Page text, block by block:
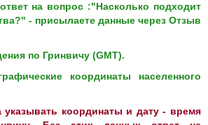
на вопрос :"Насколько подходит
- присылаете данные через Отзыв
по Гринвичу (GMT).
координаты населенного
координаты и дату - время